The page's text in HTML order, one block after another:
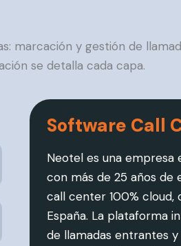
marcación y gestión de
se detalla cada capa.
Software Call
Neotel es una empresa
con más de 25 años de
call center 100%
España. La plataforma
de llamadas entrantes